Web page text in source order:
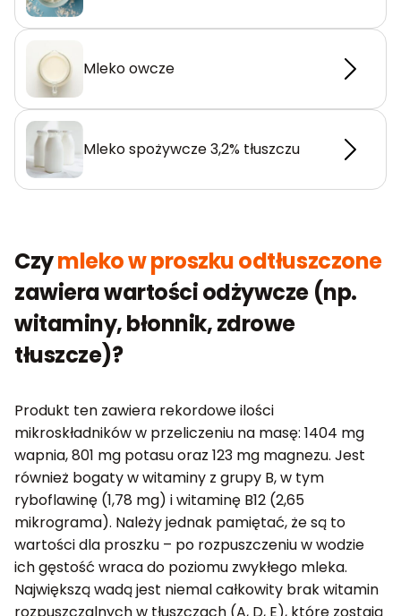
Mleko owcze
Mleko spożywcze 3,2% tłuszczu
Czymleko w proszku odtłuszczone
zawiera wartości odżywcze (np.
witaminy, błonnik, zdrowe
tłuszcze)?
Produkt ten zawiera rekordowe ilości
mikroskładników w przeliczeniu na masę: 1404 mg
wapnia, 801 mg potasu oraz 123 mg magnezu. Jest
również bogaty w witaminy z grupy B, w tym
ryboflawinę (1,78 mg) i witaminę B12 (2,65
mikrograma). Należy jednak pamiętać, że są to
wartości dla proszku – po rozpuszczeniu w wodzie
ich gęstość wraca do poziomu zwykłego mleka.
Największą wadą jest niemal całkowity brak witamin